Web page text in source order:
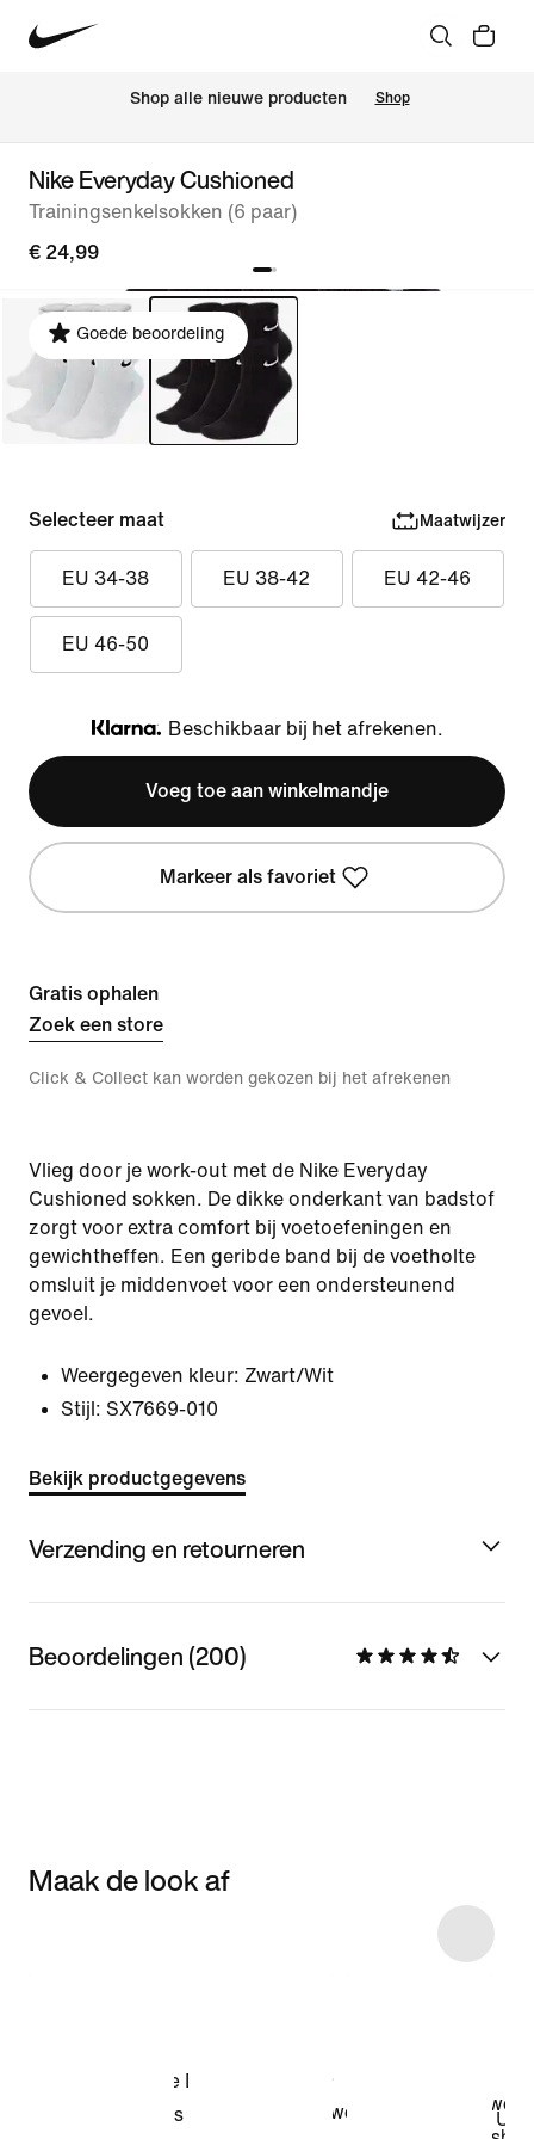
Shop alle nieuwe producten Shop
Nike Everyday Cushioned
Trainingsenkelsokken (6 paar)
€ 24,99
Goede beoordeling
Selecteer maat Maatwijzer
EU 34-38 EU 38-42 EU 42-46
EU 46-50
Klarna
Beschikbaar bij het afrekenen.
Voeg toe aan winkelmandje
Markeer als favoriet
Gratis ophalen
Zoek een store
Click & Collect kan worden gekozen bij het afrekenen
Vlieg door je work-out met de Nike Everyday
Cushioned sokken. De dikke onderkant van badstof
zorgt voor extra comfort bij voetoefeningen en
gewichtheffen. Een geribde band bij de voetholte
omsluit je middenvoet voor een ondersteunend
gevoel.
Weergegeven kleur: Zwart/Wit
Stijl: SX7669-010
Bekijk productgegevens
Verzending en retourneren
Beoordelingen (200)
Maak de look af